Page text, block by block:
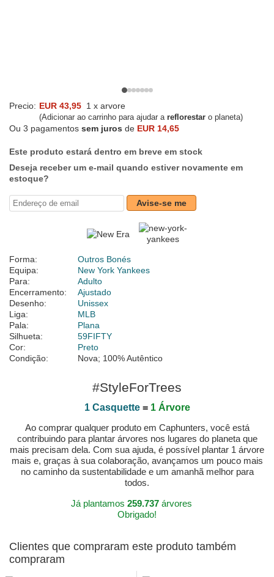
Precio: EUR 43,95 1 x arvore
(Adicionar ao carrinho para ajudar a reflorestar o planeta)
Ou 3 pagamentos sem juros de EUR 14,65
Este produto estará dentro em breve em stock
Deseja receber um e-mail quando estiver novamente em
estoque?
Avise-se me
Forma:
Outros Bonés
Equipa:
New York Yankees
Para:
Adulto
Encerramento:
Ajustado
Desenho:
Unissex
Liga:
MLB
Pala:
Plana
Silhueta:
59FIFTY
Cor:
Preto
Condição:
Nova; 100% Autêntico
#StyleForTrees
1 Casquette= 1 Árvore
Ao comprar qualquer produto em Caphunters, você está
contribuindo para plantar árvores nos lugares do planeta que
mais precisam dela. Com sua ajuda, é possível plantar 1 árvore
mais e, graças à sua colaboração, avançamos um pouco mais
no caminho da sustentabilidade e um amanhã melhor para
todos.
Já plantamos 259.737árvores
Obrigado!
Clientes que compraram este produto também
compraram